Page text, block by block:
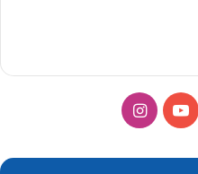
‫YouTubeانستقرام